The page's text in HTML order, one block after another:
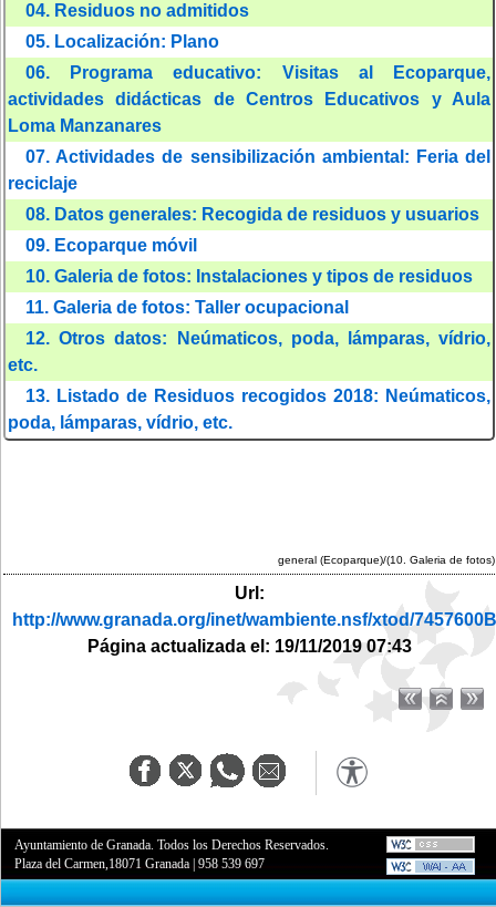
04. Residuos no admitidos
05. Localización: Plano
06. Programa educativo: Visitas al Ecoparque,
actividades didácticas de Centros Educativos y Aula
Loma Manzanares
07. Actividades de sensibilización ambiental: Feria del
reciclaje
08. Datos generales: Recogida de residuos y usuarios
09. Ecoparque móvil
10. Galeria de fotos: Instalaciones y tipos de residuos
11. Galeria de fotos: Taller ocupacional
12. Otros datos: Neúmaticos, poda, lámparas, vídrio,
etc.
13. Listado de Residuos recogidos 2018: Neúmaticos,
poda, lámparas, vídrio, etc.
general (Ecoparque)/(10. Galeria de fotos)
Url:
http://www.granada.org/inet/wambiente.nsf/xtod/
Página actualizada el: 19/11/2019 07:43
Ayuntamiento de Granada. Todos los Derechos Reservados.
Plaza del Carmen,18071 Granada |958 539 697